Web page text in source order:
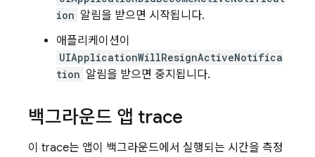
ion 알림을 받으면 시작됩니다.
애플리케이션이
UIApplicationWillResignActiveNotifica
tion 알림을 받으면 중지됩니다.
백그라운드 앱 trace
이 trace는 앱이 백그라운드에서 실행되는 시간을 측정